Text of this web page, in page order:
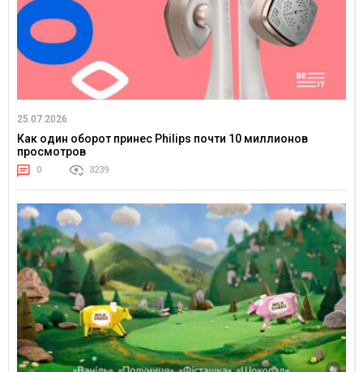
25.07.2026
Как один оборот принес Philips почти 10 миллионов
просмотров
0 3239